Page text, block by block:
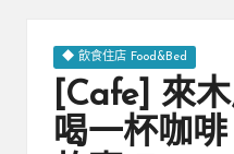
魚
邊
Posted
in
◆ 飲食住店 Food&Bed
[Cafe] 來
喝一杯咖